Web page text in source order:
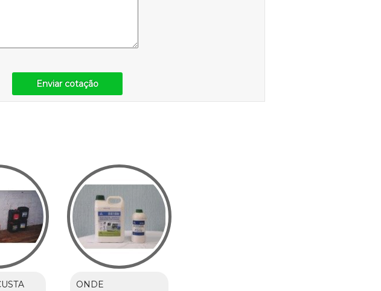
Enviar cotação
ONDE